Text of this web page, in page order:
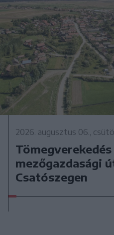
2026. augusztus 06.,
mezőgazdasági
Csatószegen